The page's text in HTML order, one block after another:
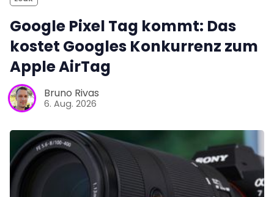
Google Pixel Tag kommt: Das
kostet Googles Konkurrenz zum
Apple AirTag
Bruno Rivas
6. Aug. 2026